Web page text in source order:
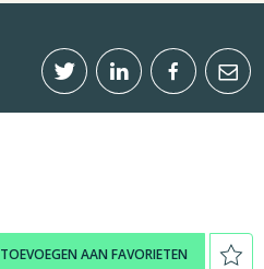
TOEVOEGEN AAN FAVORIETEN